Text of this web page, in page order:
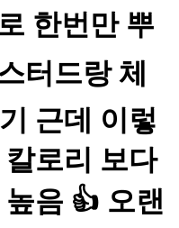
한번만 뿌
터드랑 체
근데 이렇
로리 보다
음 👍 오랜